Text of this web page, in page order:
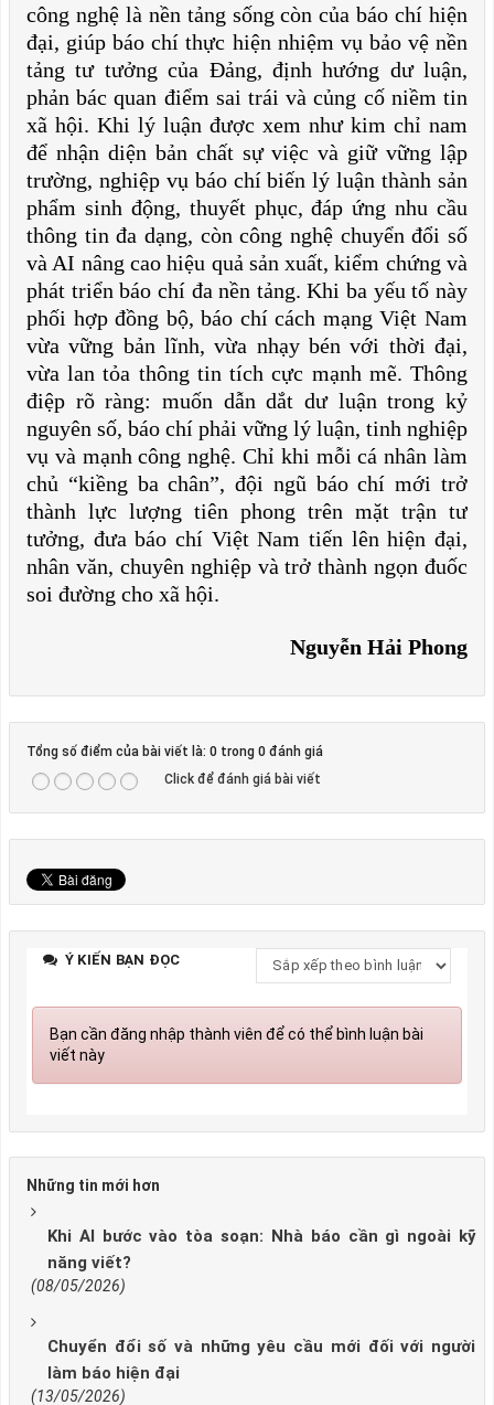
công nghệ là nền tảng sống còn của báo chí hiện
đại, giúp báo chí thực hiện nhiệm vụ bảo vệ nền
tảng tư tưởng của Đảng, định hướng dư luận,
phản bác quan điểm sai trái và củng cố niềm tin
xã hội. Khi lý luận được xem như kim chỉ nam
để nhận diện bản chất sự việc và giữ vững lập
trường, nghiệp vụ báo chí biến lý luận thành sản
phẩm sinh động, thuyết phục, đáp ứng nhu cầu
thông tin đa dạng, còn công nghệ chuyển đổi số
và AI nâng cao hiệu quả sản xuất, kiểm chứng và
phát triển báo chí đa nền tảng. Khi ba yếu tố này
phối hợp đồng bộ, báo chí cách mạng Việt Nam
vừa vững bản lĩnh, vừa nhạy bén với thời đại,
vừa lan tỏa thông tin tích cực mạnh mẽ. Thông
điệp rõ ràng: muốn dẫn dắt dư luận trong kỷ
nguyên số, báo chí phải vững lý luận, tinh nghiệp
vụ và mạnh công nghệ. Chỉ khi mỗi cá nhân làm
chủ “kiềng ba chân”, đội ngũ báo chí mới trở
thành lực lượng tiên phong trên mặt trận tư
tưởng, đưa báo chí Việt Nam tiến lên hiện đại,
nhân văn, chuyên nghiệp và trở thành ngọn đuốc
soi đường cho xã hội.
Nguyễn Hải Phong
Tổng số điểm của bài viết là: 0 trong 0 đánh giá
Click để đánh giá bài viết
Ý KIẾN BẠN ĐỌC
Bạn cần đăng nhập thành viên để có thể bình luận bài
viết này
Những tin mới hơn
Khi AI bước vào tòa soạn: Nhà báo cần gì ngoài kỹ
năng viết?
(08/05/2026)
Chuyển đổi số và những yêu cầu mới đối với người
làm báo hiện đại
(13/05/2026)